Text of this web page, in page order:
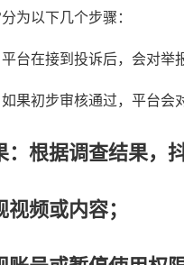
为以下几个步骤：
台在接到投诉后，会对举
果初步审核通过，平台会
：根据调查结果，
频或内容；